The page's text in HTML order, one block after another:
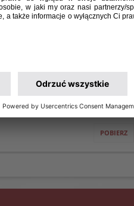
barażowych o udział w
POBIERZ